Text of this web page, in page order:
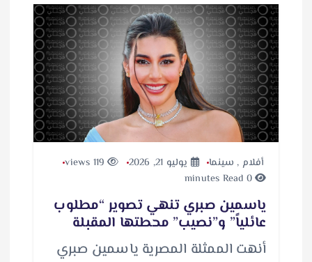
أفلام , سينما يوليو 21, 2026
119 views
0 minutes Read
ياسمين صبري تنهي تصوير “مطلوب
عائلياً” و”نصيب” محطتها المقبلة
أنهت الممثلة المصرية ياسمين صبري